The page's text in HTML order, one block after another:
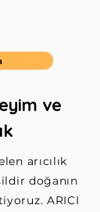
ve
arıcılık
doğanın
ARICI